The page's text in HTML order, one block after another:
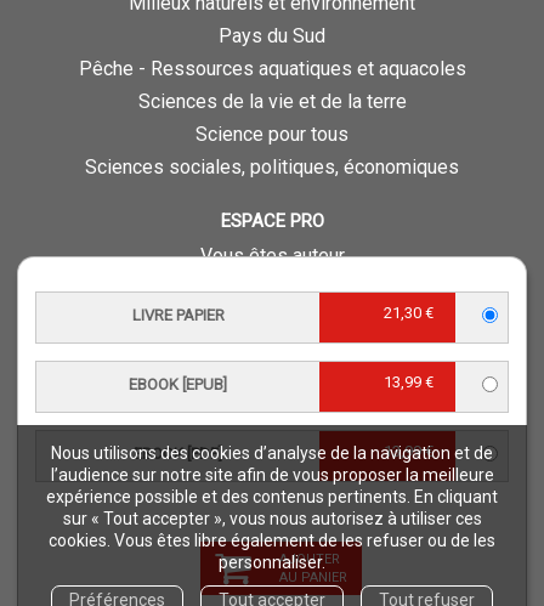
Nous utilisons des cookies d’analyse de la navigation et de
l’audience sur notre site afin de vous proposer la meilleure
expérience possible et des contenus pertinents. En cliquant
sur « Tout accepter », vous nous autorisez à utiliser ces
cookies. Vous êtes libre également de les refuser ou de les
personnaliser.
Préférences
Tout accepter Tout refuser
LIVRE PAPIER 21,30 €
EBOOK [EPUB] 13,99 €
EBOOK [PDF] 13,99 €
AJOUTER
AU PANIER
Pays du Sud
Pêche - Ressources aquatiques et aquacoles
Sciences de la vie et de la terre
Science pour tous
Sciences sociales, politiques, économiques
ESPACE PRO
Vous êtes auteur
Vous êtes journaliste
Vous êtes libraire
Foreign rights
Procédure d'évaluation
NOTRE SITE
Quae © 2018
Mentions légales
Déclaration d'accessibilité